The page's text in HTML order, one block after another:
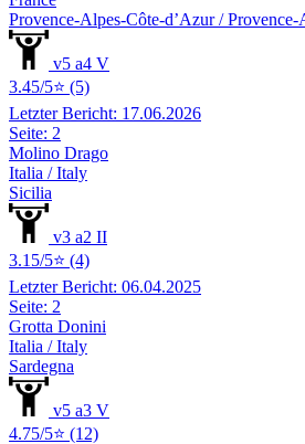
Provence-Alpes-Côte-d’Azur /
v5 a4 V
3.45/5⭐ (5)
Letzter Bericht: 17.06.2026
Seite: 2
Molino Drago
Italia / Italy
Sicilia
v3 a2 II
3.15/5⭐ (4)
Letzter Bericht: 06.04.2025
Seite: 2
Grotta Donini
Italia / Italy
Sardegna
v5 a3 V
4.75/5⭐ (12)